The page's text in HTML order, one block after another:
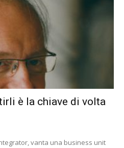
è la chiave di volta
vanta una business unit